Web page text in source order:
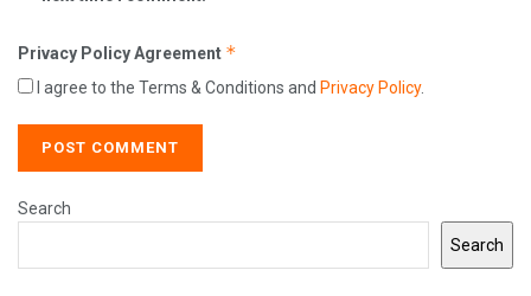
Privacy Policy Agreement *
I agree to the Terms & Conditions and Privacy Policy.
Search
Search